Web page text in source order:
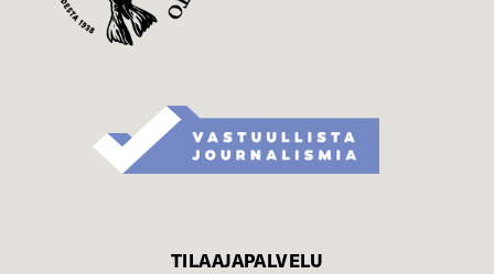
TILAAJAPALVELU